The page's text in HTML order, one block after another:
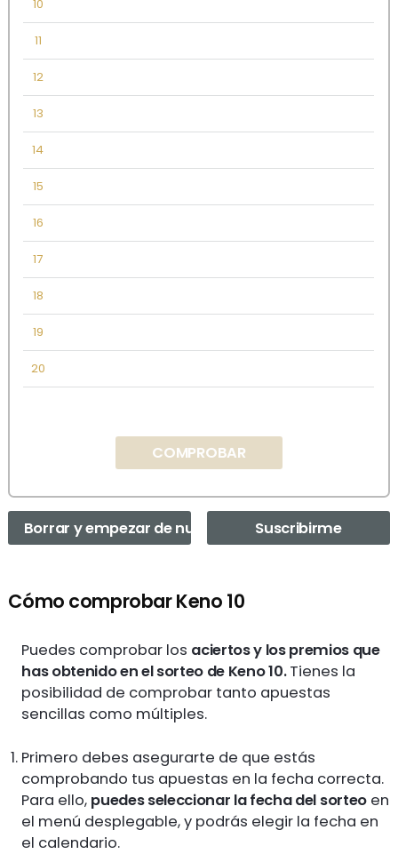
10
11
12
13
14
15
16
17
18
19
20
COMPROBAR
Borrar y empezar de nuevo Suscribirme
Cómo comprobar Keno 10
Puedes comprobar los aciertos y los premios que
has obtenido en el sorteo de Keno 10.Tienes la
posibilidad de comprobar tanto apuestas
sencillas como múltiples.
Primero debes asegurarte de que estás
comprobando tus apuestas en la fecha correcta.
Para ello, puedes seleccionar la fecha del sorteoen
el menú desplegable, y podrás elegir la fecha en
el calendario.